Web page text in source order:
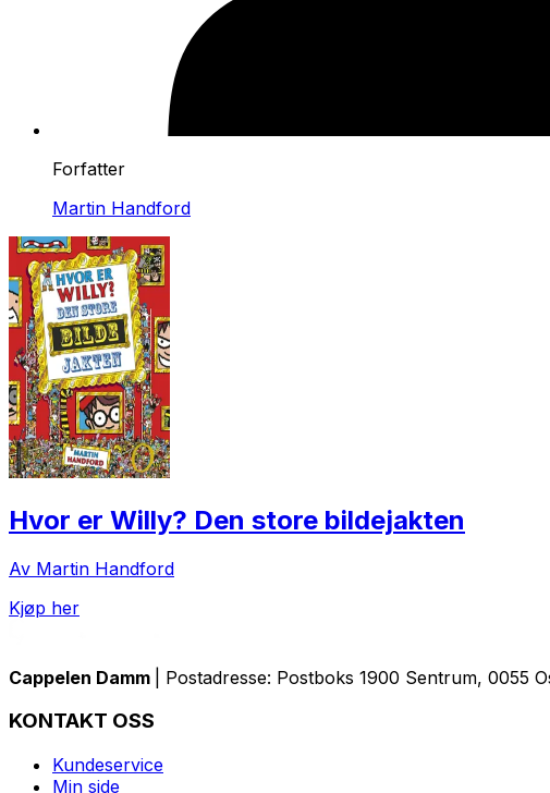
Forfatter
Martin Handford
Hvor er Willy? Den store bildejakten
Av Martin Handford
Kjøp her
Cappelen Damm | Postadresse: Postboks 1900 Sentrum, 0055
KONTAKT OSS
Kundeservice
Min side